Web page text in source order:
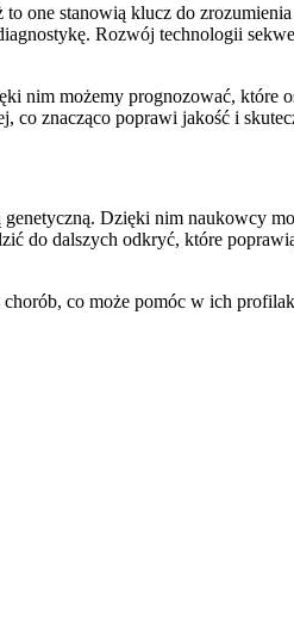
to one stanowią klucz do
Rozwój technologii
możemy prognozować, które
co znacząco poprawi jakość i
genetyczną. Dzięki nim naukowcy
do dalszych odkryć, które
co może pomóc w ich